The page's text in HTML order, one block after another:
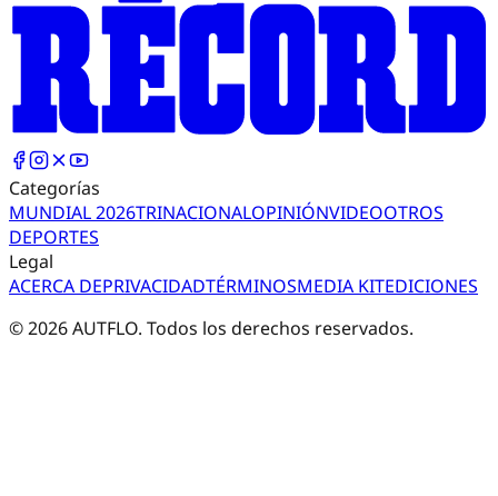
Categorías
MUNDIAL 2026TRINACIONALOPINIÓNVIDEOOTROS
DEPORTES
Legal
ACERCA DEPRIVACIDADTÉRMINOSMEDIA KITEDICIONES
©2026AUTFLO. Todos los derechos reservados.